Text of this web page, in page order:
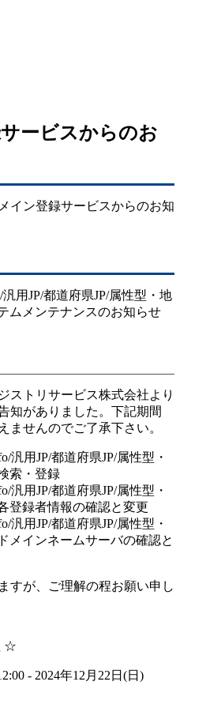
ービスからのお
イン登録サービスからのお知
汎用JP/都道府県JP/属性型・地
ムメンテナンスのお知らせ
ストリサービス株式会社より
知がありました。下記期間
ませんのでご了承下さい。
汎用JP/都道府県JP/属性型・
索・登録
汎用JP/都道府県JP/属性型・
登録者情報の確認と変更
汎用JP/都道府県JP/属性型・
メインネームサーバの確認と
すが、ご理解の程お願い申し
☆
- 2024年12月22日(日)